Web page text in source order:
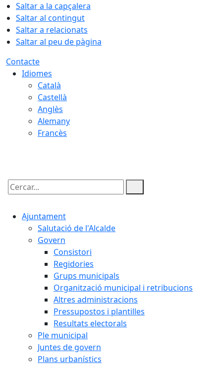
Saltar a la capçalera
Saltar al contingut
Saltar a relacionats
Saltar al peu de pàgina
Contacte
Idiomes
Català
Castellà
Anglès
Alemany
Francès
Cercar:
Ajuntament
Salutació de l'Alcalde
Govern
Consistori
Regidories
Grups municipals
Organització municipal i retribucions
Altres administracions
Pressupostos i plantilles
Resultats electorals
Ple municipal
Juntes de govern
Plans urbanístics